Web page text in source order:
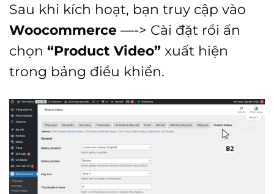
Sau khi kích hoạt, bạn truy cập vào
Woocommerce —-> Cài đặt rồi ấn
chọn “Product Video” xuất hiện
trong bảng điều khiển.